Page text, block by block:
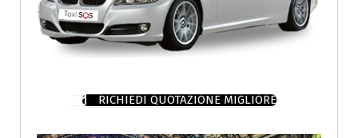
RICHIEDI QUOTAZIONE MIGLIORE